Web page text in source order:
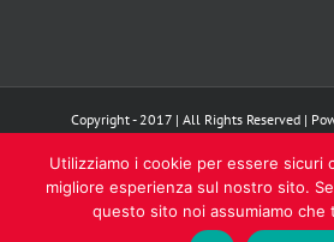
Copyright - 2017 | All Rights Reserved |
Facebook
Utilizziamo i cookie per essere sicuri
migliore esperienza sul nostro sito.
questo sito noi assumiamo che